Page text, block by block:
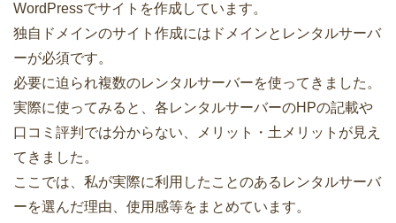
WordPressでサイトを作成しています。
独自ドメインのサイト作成にはドメインとレンタルサーバ
ーが必須です。
必要に迫られ複数のレンタルサーバーを使ってきました。
実際に使ってみると、各レンタルサーバーのHPの記載や
口コミ評判では分からない、メリット・土メリットが見え
てきました。
ここでは、私が実際に利用したことのあるレンタルサーバ
ーを選んだ理由、使用感等をまとめています。